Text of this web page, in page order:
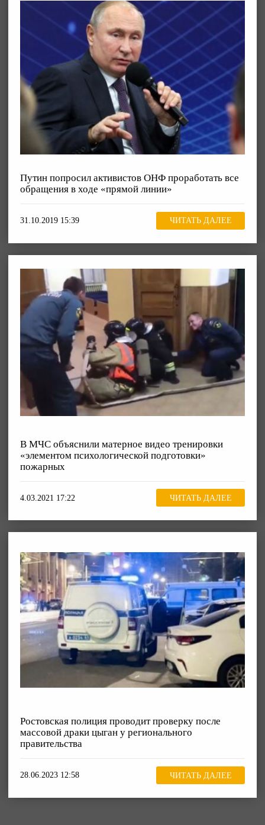
Путин попросил активистов ОНФ проработать все
обращения в ходе «прямой линии»
31.10.2019 15:39 ЧИТАТЬ ДАЛЕЕ
В МЧС объяснили матерное видео тренировки
«элементом психологической подготовки»
пожарных
4.03.2021 17:22 ЧИТАТЬ ДАЛЕЕ
Ростовская полиция проводит проверку после
массовой драки цыган у регионального
правительства
28.06.2023 12:58 ЧИТАТЬ ДАЛЕЕ